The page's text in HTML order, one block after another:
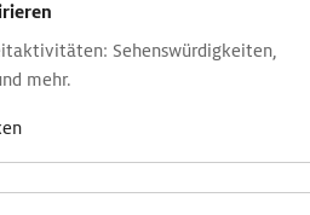
Sehens­würdig­keiten,
mehr.